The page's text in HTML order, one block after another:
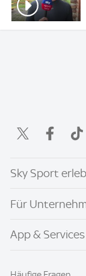
Sky Sport
Für
App & Services